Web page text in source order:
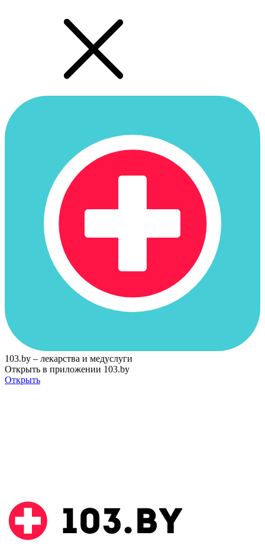
103.by – лекарства и медуслуги
Открыть в приложении 103.by
Открыть